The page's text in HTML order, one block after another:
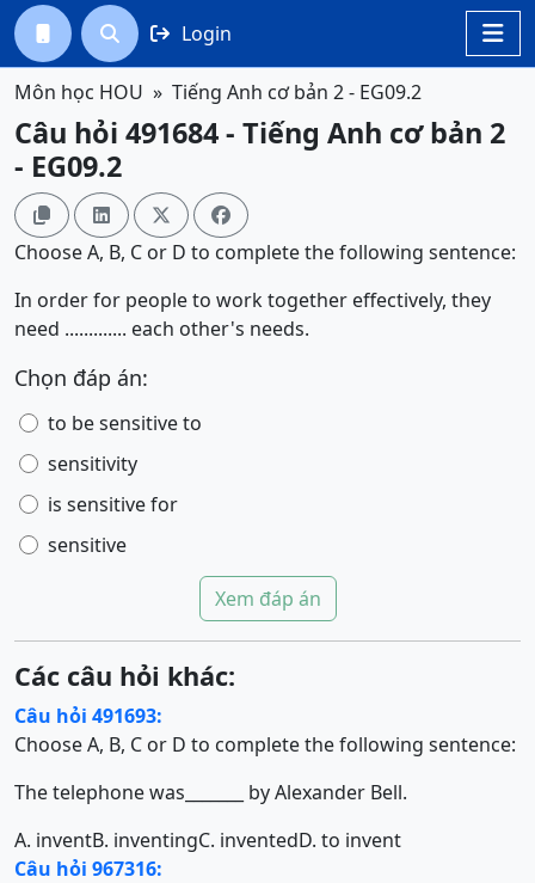

  Login
Môn học HOU Tiếng Anh cơ bản 2 - EG09.2
Câu hỏi 491684 - Tiếng Anh cơ bản 2
- EG09.2
   
Choose A, B, C or D to complete the following sentence:
In order for people to work together effectively, they
need ............. each other's needs.
Chọn đáp án:
to be sensitive to
sensitivity
is sensitive for
sensitive
Xem đáp án
Các câu hỏi khác:
Câu hỏi 491693:
Choose A, B, C or D to complete the following sentence:
The telephone was_______ by Alexander Bell.
A. inventB. inventingC. inventedD. to invent
Câu hỏi 967316: